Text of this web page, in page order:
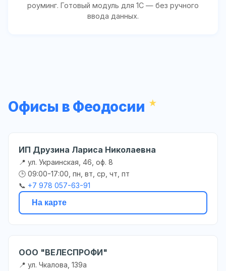
роуминг. Готовый модуль для 1С — без ручного
ввода данных.
Офисы в Феодосии
ИП Друзина Лариса Николаевна
📍 ул. Украинская, 46, оф. 8
🕒 09:00-17:00, пн, вт, ср, чт, пт
📞 +7 978 057-63-91
На карте
ООО "ВЕЛЕСПРОФИ"
📍 ул. Чкалова, 139а